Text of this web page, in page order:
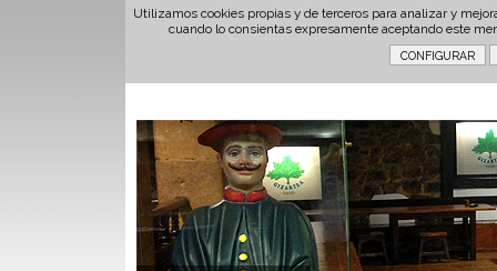
Utilizamos cookies propias y de terceros para analizar y
cuando lo consientas expresamente aceptando este